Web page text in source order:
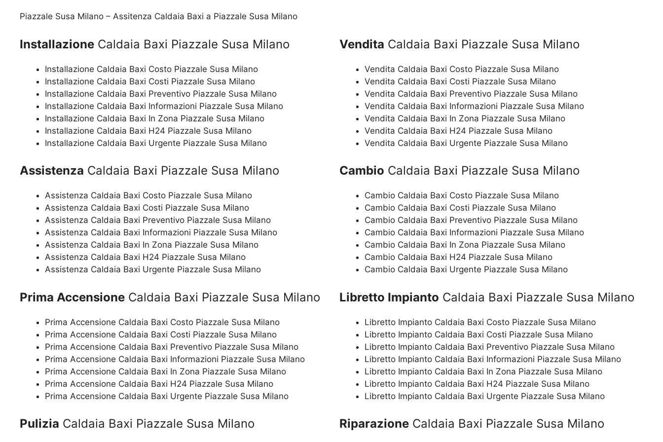
Piazzale Susa Milano – Assitenza Caldaia Baxi a Piazzale Susa Milano
Installazione Caldaia Baxi Piazzale Susa Milano
Installazione Caldaia Baxi Costo Piazzale Susa Milano
Installazione Caldaia Baxi Costi Piazzale Susa Milano
Installazione Caldaia Baxi Preventivo Piazzale Susa Milano
Installazione Caldaia Baxi Informazioni Piazzale Susa Milano
Installazione Caldaia Baxi In Zona Piazzale Susa Milano
Installazione Caldaia Baxi H24 Piazzale Susa Milano
Installazione Caldaia Baxi Urgente Piazzale Susa Milano
Assistenza Caldaia Baxi Piazzale Susa Milano
Assistenza Caldaia Baxi Costo Piazzale Susa Milano
Assistenza Caldaia Baxi Costi Piazzale Susa Milano
Assistenza Caldaia Baxi Preventivo Piazzale Susa Milano
Assistenza Caldaia Baxi Informazioni Piazzale Susa Milano
Assistenza Caldaia Baxi In Zona Piazzale Susa Milano
Assistenza Caldaia Baxi H24 Piazzale Susa Milano
Assistenza Caldaia Baxi Urgente Piazzale Susa Milano
Prima Accensione Caldaia Baxi Piazzale Susa Milano
Prima Accensione Caldaia Baxi Costo Piazzale Susa Milano
Prima Accensione Caldaia Baxi Costi Piazzale Susa Milano
Prima Accensione Caldaia Baxi Preventivo Piazzale Susa Milano
Prima Accensione Caldaia Baxi Informazioni Piazzale Susa Milano
Prima Accensione Caldaia Baxi In Zona Piazzale Susa Milano
Prima Accensione Caldaia Baxi H24 Piazzale Susa Milano
Prima Accensione Caldaia Baxi Urgente Piazzale Susa Milano
Pulizia Caldaia Baxi Piazzale Susa Milano
Vendita Caldaia Baxi Piazzale Susa Milano
Vendita Caldaia Baxi Costo Piazzale Susa Milano
Vendita Caldaia Baxi Costi Piazzale Susa Milano
Vendita Caldaia Baxi Preventivo Piazzale Susa Milano
Vendita Caldaia Baxi Informazioni Piazzale Susa Milano
Vendita Caldaia Baxi In Zona Piazzale Susa Milano
Vendita Caldaia Baxi H24 Piazzale Susa Milano
Vendita Caldaia Baxi Urgente Piazzale Susa Milano
Cambio Caldaia Baxi Piazzale Susa Milano
Cambio Caldaia Baxi Costo Piazzale Susa Milano
Cambio Caldaia Baxi Costi Piazzale Susa Milano
Cambio Caldaia Baxi Preventivo Piazzale Susa Milano
Cambio Caldaia Baxi Informazioni Piazzale Susa Milano
Cambio Caldaia Baxi In Zona Piazzale Susa Milano
Cambio Caldaia Baxi H24 Piazzale Susa Milano
Cambio Caldaia Baxi Urgente Piazzale Susa Milano
Libretto Impianto Caldaia Baxi Piazzale Susa Milano
Libretto Impianto Caldaia Baxi Costo Piazzale Susa Milano
Libretto Impianto Caldaia Baxi Costi Piazzale Susa Milano
Libretto Impianto Caldaia Baxi Preventivo Piazzale Susa Milano
Libretto Impianto Caldaia Baxi Informazioni Piazzale Susa Milano
Libretto Impianto Caldaia Baxi In Zona Piazzale Susa Milano
Libretto Impianto Caldaia Baxi H24 Piazzale Susa Milano
Libretto Impianto Caldaia Baxi Urgente Piazzale Susa Milano
Riparazione Caldaia Baxi Piazzale Susa Milano